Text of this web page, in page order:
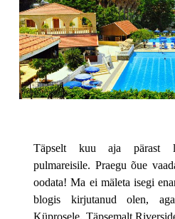
Täpselt kuu aja pärast
pulmareisile. Praegu õue
oodata! Ma ei mäleta isegi
blogis kirjutanud olen,